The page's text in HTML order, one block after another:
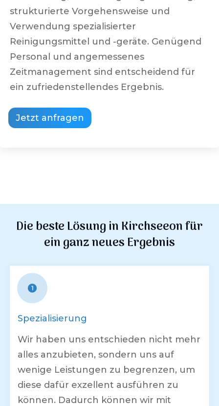
strukturierte Vorgehensweise und
Verwendung spezialisierter
Reinigungsmittel und -geräte. Genügend
Personal und angemessenes
Zeitmanagement sind entscheidend für
ein zufriedenstellendes Ergebnis.
Jetzt anfragen
Die beste Lösung inKirchseeonfür
ein ganz neues Ergebnis
Spezialisierung
Wir haben uns entschieden nicht mehr
alles anzubieten, sondern uns auf
wenige Leistungen zu begrenzen, um
diese dafür exzellent ausführen zu
können. Dadurch können wir mit